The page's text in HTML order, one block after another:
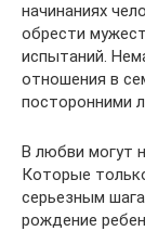
начинаниях
обрести
испытаний.
отношения в
посторонними
В любви могут
Которые
серьезным
рождение